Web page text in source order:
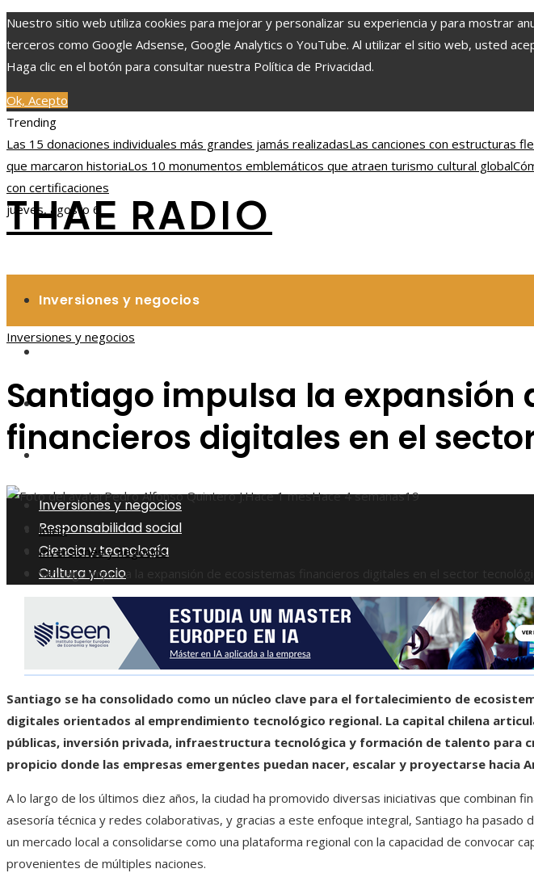
Nuestro sitio web utiliza cookies para mejorar y personalizar su experiencia y para mostrar
terceros como Google Adsense, Google Analytics o YouTube. Al utilizar el sitio web, usted
Haga clic en el botón para consultar nuestra Política de Privacidad.
Ok, Acepto
Trending
Las 15 donaciones individuales más grandes jamás realizadasLas canciones con estructuras
que marcaron historiaLos 10 monumentos emblemáticos que atraen turismo cultural global
con certificaciones
jueves, agosto 6
THAE RADIO
Inversiones y negocios
Ciencia y tecnología
Cultura y ocio
Inversiones y negocios
Responsabilidad social
Ciencia y tecnología
Cultura y ocio
Inversiones y negocios
Santiago impulsa la expansión
financieros digitales en el
Pedro Alfonso Quintero J.Hace 1 mesHace 4 semanas19
Inicio
Inversiones y negocios
Santiago impulsa la expansión de ecosistemas financieros digitales en el sector
Santiago se ha consolidado como un núcleo clave para el fortalecimiento de
digitales orientados al emprendimiento tecnológico regional. La capital chilena
públicas, inversión privada, infraestructura tecnológica y formación de talento para
propicio donde las empresas emergentes puedan nacer, escalar y proyectarse hacia
A lo largo de los últimos diez años, la ciudad ha promovido diversas iniciativas que combinan
asesoría técnica y redes colaborativas, y gracias a este enfoque integral, Santiago ha pasado
un mercado local a consolidarse como una plataforma regional con la capacidad de convocar
provenientes de múltiples naciones.